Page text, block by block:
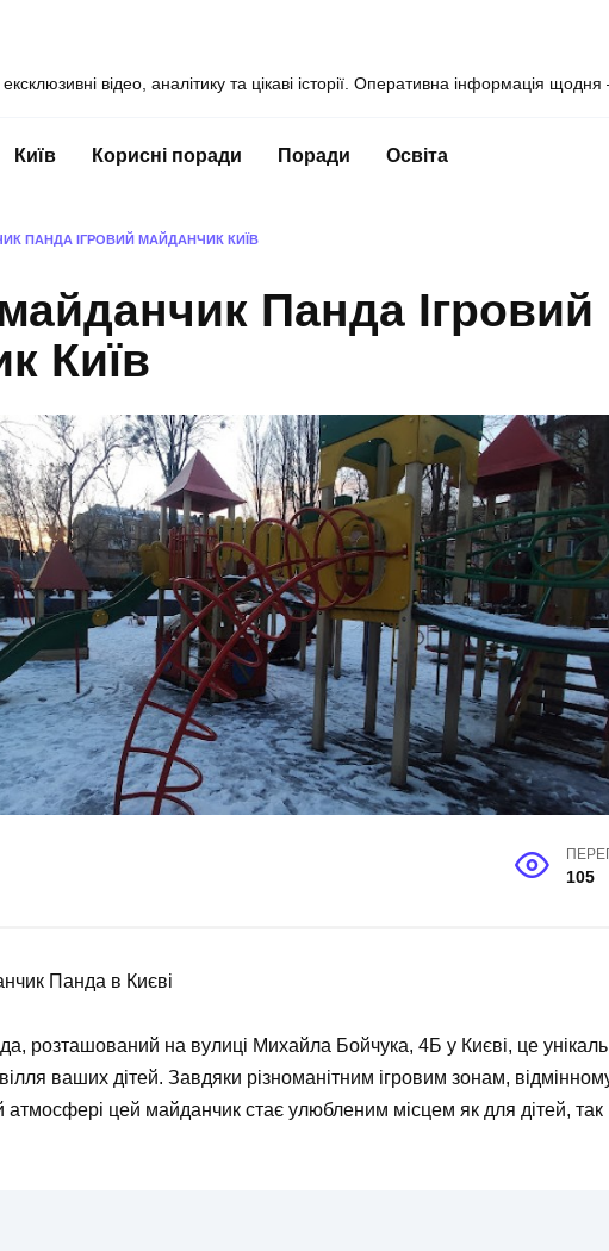
відео, аналітику та цікаві історії. Оперативна інформація
Київ Корисні поради Поради Освіта
ПАНДА ІГРОВИЙ МАЙДАНЧИК КИЇВ
Панда Ігровий
Київ
105
Панда в Києві
розташований на вулиці Михайла Бойчука, 4Б у Києві, це
ваших дітей. Завдяки різноманітним ігровим зонам,
цей майданчик стає улюбленим місцем як для дітей, так